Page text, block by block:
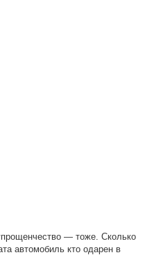
— тоже. Сколько
автомобиль кто одарен в